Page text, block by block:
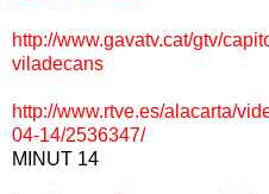
http://www.gavatv.cat/gtv/
viladecans
http://www.rtve.es/alacarta/
04-14/2536347/
MINUT 14